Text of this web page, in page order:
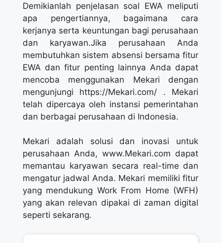
Demikianlah penjelasan soal EWA meliputi
apa pengertiannya, bagaimana cara
kerjanya serta keuntungan bagi perusahaan
dan karyawan.Jika perusahaan Anda
membutuhkan sistem absensi bersama fitur
EWA dan fitur penting lainnya Anda dapat
mencoba menggunakan Mekari dengan
mengunjungi https://Mekari.com/ . Mekari
telah dipercaya oleh instansi pemerintahan
dan berbagai perusahaan di Indonesia.
Mekari adalah solusi dan inovasi untuk
perusahaan Anda, www.Mekari.com dapat
memantau karyawan secara real-time dan
mengatur jadwal Anda. Mekari memiliki fitur
yang mendukung Work From Home (WFH)
yang akan relevan dipakai di zaman digital
seperti sekarang.